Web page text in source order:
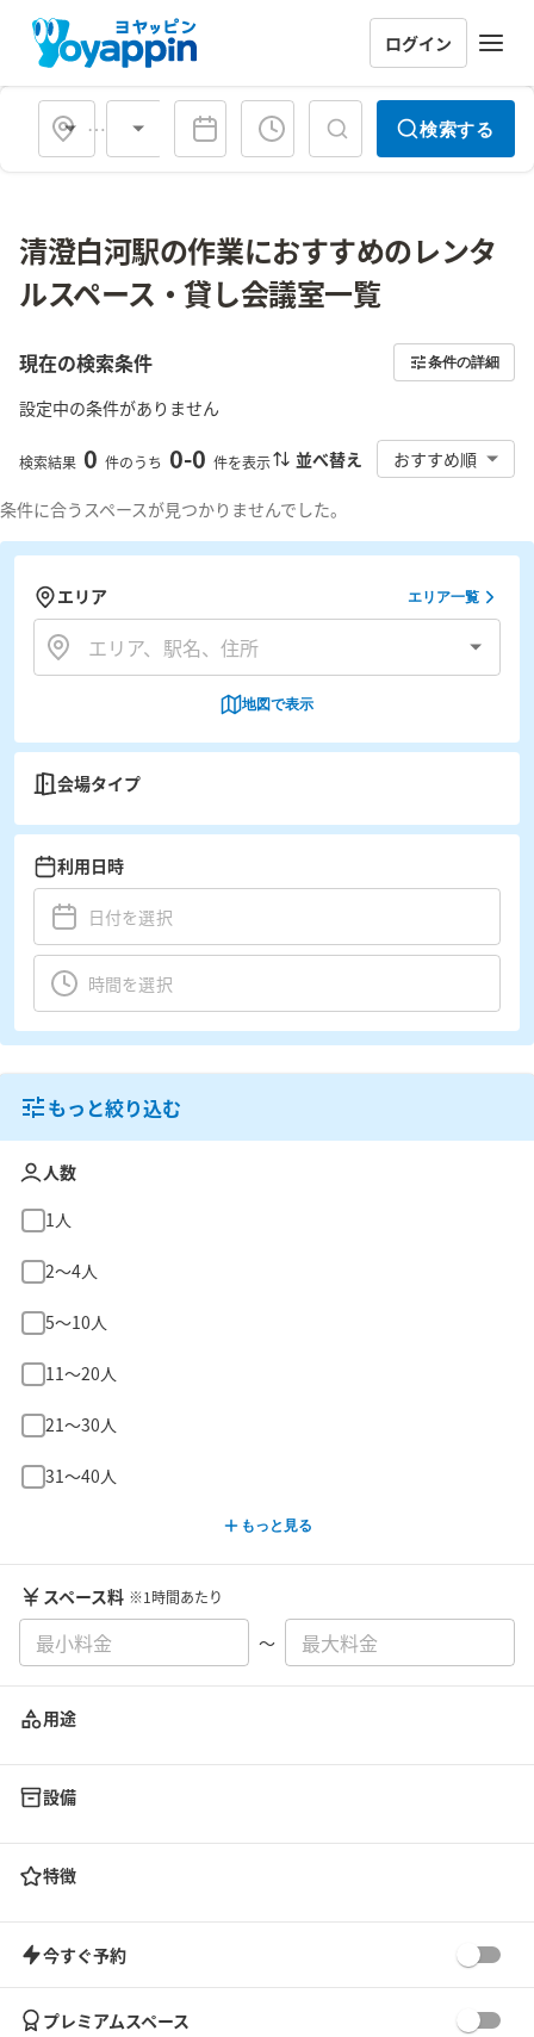
ログイン
会場タイプ 検索する
清澄白河駅の作業におすすめのレンタ
ルスペース・貸し会議室一覧
現在の検索条件 条件の詳細
設定中の条件がありません
検索結果 0 件のうち 0-0 件を表示 並べ替え おすすめ順
条件に合うスペースが見つかりませんでした。
エリア エリア一覧
地図で表示
会場タイプ
利用日時
もっと絞り込む
人数
1人
2〜4人
5〜10人
11〜20人
21〜30人
31〜40人
もっと見る
スペース料 ※1時間あたり
〜
用途
設備
特徴
今すぐ予約
プレミアムスペース